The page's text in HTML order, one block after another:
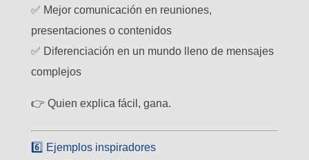
✅ Mejor comunicación en reuniones,
presentaciones o contenidos
✅ Diferenciación en un mundo lleno de mensajes
complejos
👉 Quien explica fácil, gana.
6️⃣ Ejemplos inspiradores